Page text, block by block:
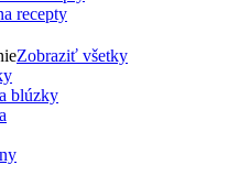
recepty
Zobraziť všetky
blúzky